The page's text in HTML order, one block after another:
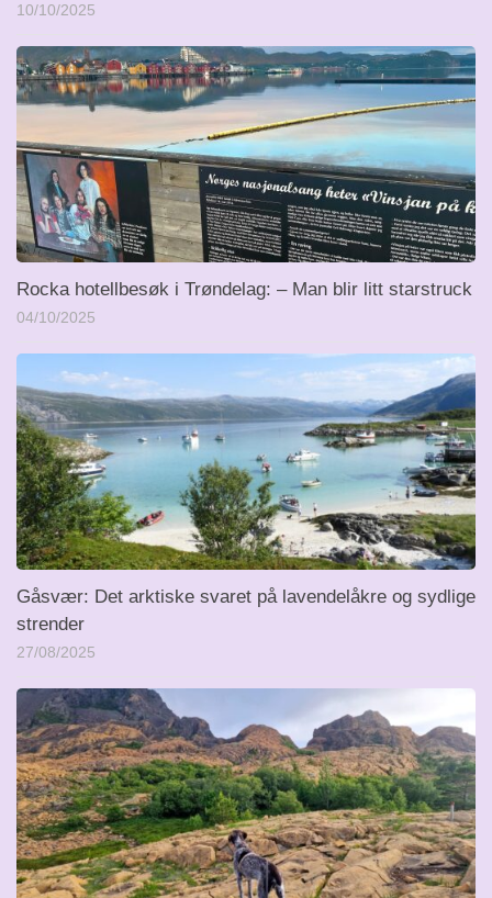
10/10/2025
Rocka hotellbesøk i Trøndelag: – Man blir litt starstruck
04/10/2025
Gåsvær: Det arktiske svaret på lavendelåkre og sydlige
strender
27/08/2025